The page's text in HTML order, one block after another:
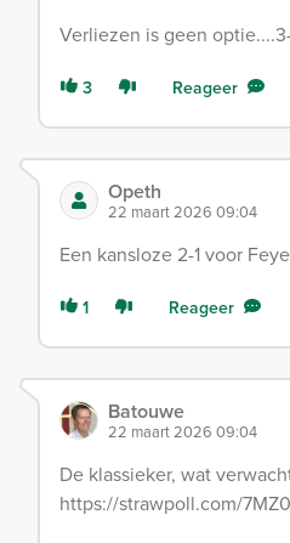
Verliezen is geen
3 Reageer
Opeth
22 maart 2026 09:04
Een kansloze 2-1 voor
1 Reageer
Batouwe
22 maart 2026 09:04
De klassieker, wat
https://strawpoll.com/